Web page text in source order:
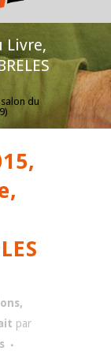
Livre,
du
par